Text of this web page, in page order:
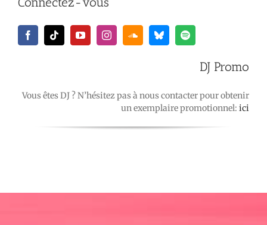
DJ Promo
Vous êtes DJ ? N’hésitez pas à nous contacter pour obtenir
un exemplaire promotionnel:ici